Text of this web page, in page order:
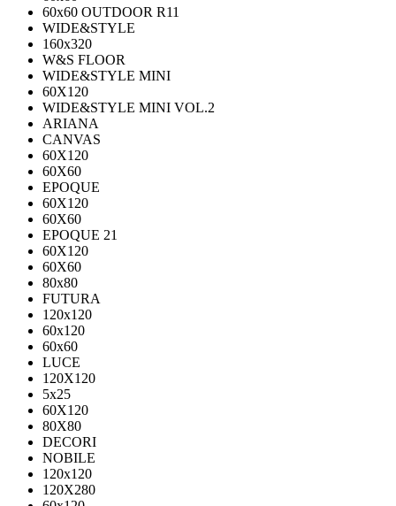
60х60 OUTDOOR R11
WIDE&STYLE
160x320
W&S FLOOR
WIDE&STYLE MINI
60X120
WIDE&STYLE MINI VOL.2
ARIANA
CANVAS
60Х120
60Х60
EPOQUE
60X120
60X60
EPOQUE 21
60X120
60X60
80х80
FUTURA
120х120
60х120
60х60
LUCE
120X120
5x25
60X120
80X80
DECORI
NOBILE
120x120
120X280